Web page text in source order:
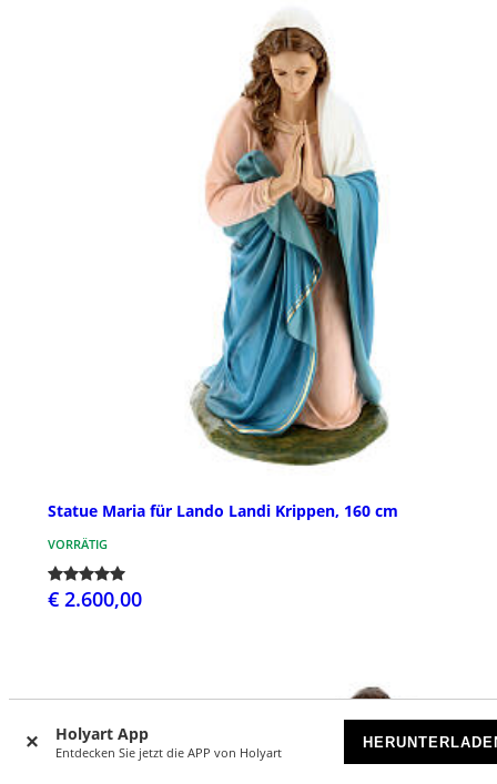
Holyart App
Entdecken Sie jetzt die APP von Holyart
Statue Maria für Lando Landi Krippen, 160 cm
VORRÄTIG
€ 2.600,00